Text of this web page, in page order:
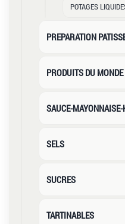
POTAGES
PREPARATION
PRODUITS DU
SAUCE-
SELS
SUCRES
TARTINABLES